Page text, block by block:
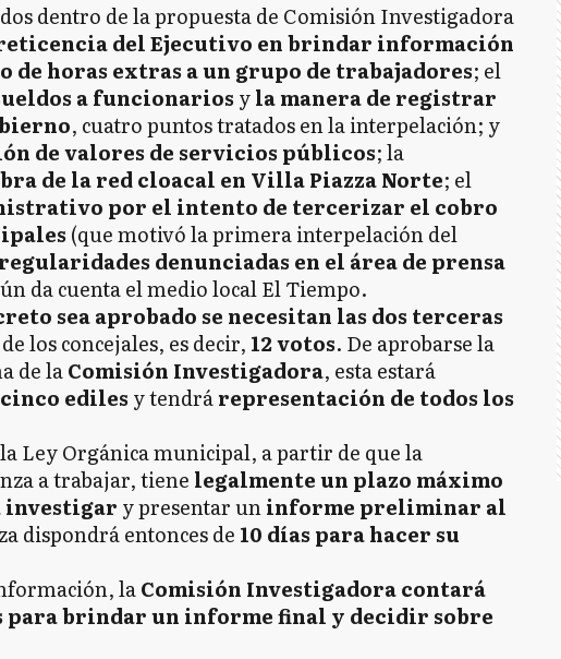
dentro de la propuesta de Comisión Investigadora
del Ejecutivo en brindar información
de horas extras a un grupo de trabajadores; el
a funcionarios yla manera de registrar
, cuatro puntos tratados en la interpelación; y
de valores de servicios públicos; la
de la red cloacal en Villa Piazza Norte; el
por el intento de tercerizar el cobro
(que motivó la primera interpelación del
denunciadas en el área de prensa
da cuenta el medio local El Tiempo.
sea aprobado se necesitan las dos terceras
los concejales, es decir, 12 votos. De aprobarse la
de laComisión Investigadora, esta estará
ediles y tendrárepresentación de todos los
Ley Orgánica municipal, a partir de que la
a trabajar, tiene legalmente un plazo máximo
investigar y presentar uninforme preliminar al
dispondrá entonces de 10 días para hacer su
laComisión Investigadora contará
para brindar un informe final y decidir sobre